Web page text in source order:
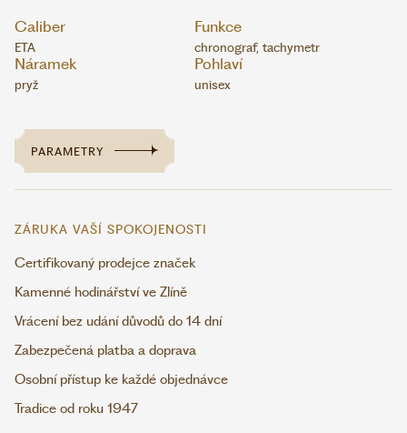
Caliber
ETA
Funkce
chronograf, tachymetr
Náramek
pryž
Pohlaví
unisex
PARAMETRY
ZÁRUKA VAŠÍ SPOKOJENOSTI
Certifikovaný prodejce značek
Kamenné hodinářství ve Zlíně
Vrácení bez udání důvodů do 14 dní
Zabezpečená platba a doprava
Osobní přístup ke každé objednávce
Tradice od roku 1947